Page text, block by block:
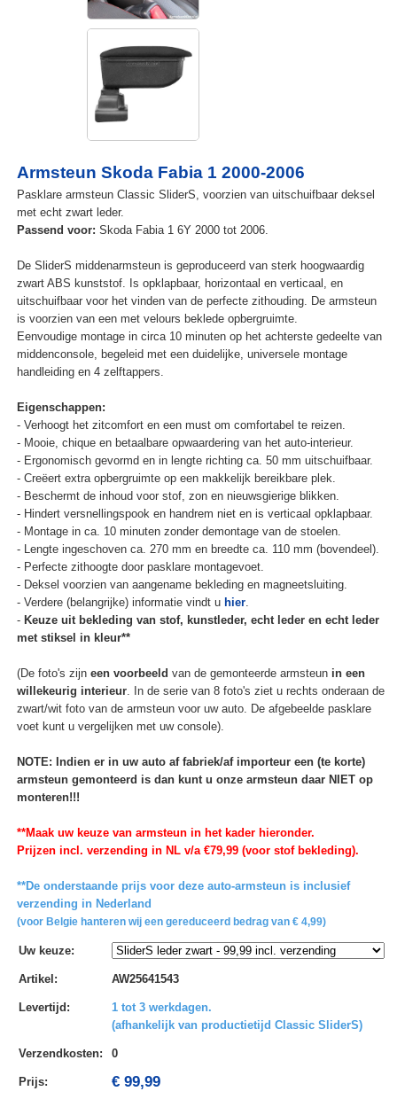
Armsteun Skoda Fabia 1 2000-2006
Pasklare armsteun Classic SliderS, voorzien van uitschuifbaar deksel
met echt zwart leder.
Passend voor: Skoda Fabia 1 6Y 2000 tot 2006.
De SliderS middenarmsteun is geproduceerd van sterk hoogwaardig
zwart ABS kunststof. Is opklapbaar, horizontaal en verticaal, en
uitschuifbaar voor het vinden van de perfecte zithouding. De armsteun
is voorzien van een met velours beklede opbergruimte.
Eenvoudige montage in circa 10 minuten op het achterste gedeelte van
middenconsole, begeleid met een duidelijke, universele montage
handleiding en 4 zelftappers.
Eigenschappen:
- Verhoogt het zitcomfort en een must om comfortabel te reizen.
- Mooie, chique en betaalbare opwaardering van het auto-interieur.
- Ergonomisch gevormd en in lengte richting ca. 50 mm uitschuifbaar.
- Creëert extra opbergruimte op een makkelijk bereikbare plek.
- Beschermt de inhoud voor stof, zon en nieuwsgierige blikken.
- Hindert versnellingspook en handrem niet en is verticaal opklapbaar.
- Montage in ca. 10 minuten zonder demontage van de stoelen.
- Lengte ingeschoven ca. 270 mm en breedte ca. 110 mm (bovendeel).
- Perfecte zithoogte door pasklare montagevoet.
- Deksel voorzien van aangename bekleding en magneetsluiting.
- Verdere (belangrijke) informatie vindt u hier.
- Keuze uit bekleding van stof, kunstleder, echt leder en echt leder
met stiksel in kleur**
(De foto's zijn een voorbeeld van de gemonteerde armsteun in een
willekeurig interieur. In de serie van 8 foto's ziet u rechts onderaan de
zwart/wit foto van de armsteun voor uw auto. De afgebeelde pasklare
voet kunt u vergelijken met uw console).
NOTE: Indien er in uw auto af fabriek/af importeur een (te korte)
armsteun gemonteerd is dan kunt u onze armsteun daar NIET op
monteren!!!
**Maak uw keuze van armsteun in het kader hieronder.
Prijzen incl. verzending in NL v/a €79,99 (voor stof bekleding).
**De onderstaande prijs voor deze auto-armsteun is inclusief
verzending in Nederland
(voor Belgie hanteren wij een gereduceerd bedrag van € 4,99)
Uw keuze:
Artikel : AW25641543
Levertijd :
1 tot 3 werkdagen.
(afhankelijk van productietijd Classic SliderS)
Verzendkosten: 0
Prijs: € 99,99